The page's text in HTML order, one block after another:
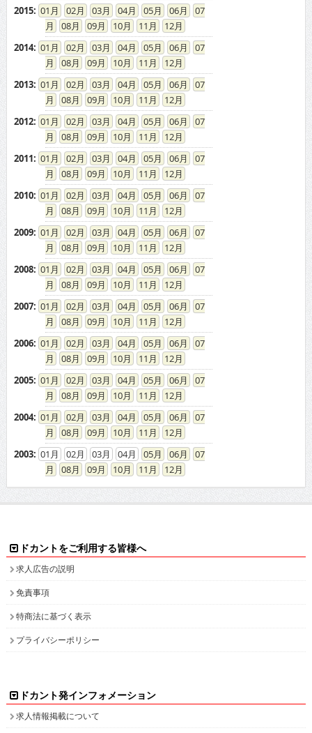
2015: 01 02 03 04 05 06
07
08
09 10 11
12
2014: 01 02 03 04 05 06
07
08
09 10 11
12
2013: 01 02 03 04 05 06
07
08
09 10 11
12
2012: 01 02 03 04 05 06
07
08
09 10 11
12
2011: 01 02 03 04 05 06
07
08
09 10 11
12
2010: 01 02 03 04 05 06
07
08
09 10 11
12
2009: 01 02 03 04 05 06
07
08
09 10 11
12
2008: 01 02 03 04 05 06
07
08
09 10 11
12
2007: 01 02 03 04 05 06
07
08
09 10 11
12
2006: 01 02 03 04 05 06
07
08
09 10 11
12
2005: 01 02 03 04 05 06
07
08
09 10 11
12
2004: 01 02 03 04 05 06
07
08
09 10 11
12
2003: 01 02 03 04 05 06
07
08
09 10 11 12
ドカントをご利用する皆様へ
求人広告の説明
免責事項
特商法に基づく表示
プライバシーポリシー
ドカント発インフォメーション
求人情報掲載について